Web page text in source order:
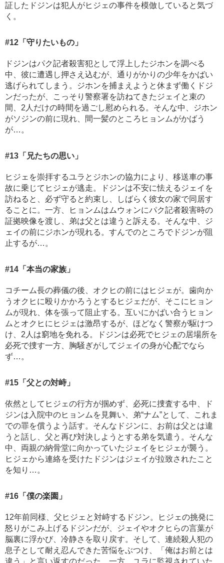
証したドジンは犯人がヒジェの事件を模倣していると気づ
く。
#12 「守りたいもの」
ドジンはパク記者殺害犯として浮上したジホンを調べる
中、彼に遭遇し押さえ込むが、通りがかりの少年をかばい
逃げられてしまう。ジホンを捕まえようと休まず働くドジ
ンだったが、こっそり警察署を訪ねてきたジェイと束の
間、2人だけの時間を過ごし慰められる。そんな中、ジホン
がソジンの前に現れ、間一髪のところヒョンムがかばう
が…。
#13 「兄たちの思い」
ヒジェを崇拝するユラとジホンの協力により、移送車の事
故に乗じてヒジェが逃走。ドジンは不安に怯えるジェイを
訪ねると、必ず守ると約束し、しばらく彼女の家で同居す
ることに。一方、ヒョンムはムウォンにパク記者殺害時の
証拠映像を渡し、弟は父とは違うと訴える。そんな中、ジ
ェイの前にジホンが現れる。すんでのところでドジンが阻
止するが…。
#14 「本当の家族」
コチーム長の葬儀の後、オクヒの前にはヒジェが。歯向か
うオクヒに殴りかかろうとするヒジェだが、そこにヒョン
ムが現れ、体を張って阻止する。互いにかばい合うヒョン
ムとオクヒにヒジェは激昂するが、ほどなく警察が駆けつ
け、2人は窮地を免れる。ドジンは必死でヒジェの居場所を
必死で捜す一方、胸騒ぎがしてジェイの身が心配でなら
ず…。
#15 「父との対峙」
依然としてヒジェの行方が掴めず、必死に捜査する中、ド
ジンは入院中のヒョンムを見舞い、弟“ナム”として、これま
での罪を償うよう話す。そんなドジンに、お前は父とは違
うと話し、父と再び対決しようとする弟を気遣う。そんな
中、両親の納骨堂に向かっていたジェイをヒジェが襲う。
ヒジェから連絡を受けたドジンはジェイが拉致されたこと
を知り…。
#16 「僕の楽園」
12年前同様、父ヒジェと対峙するドジン。ヒジェの挑発に
怒りがこみ上げるドジンだが、ジェイやオクヒらの言葉が
脳裏に浮かび、冷静さを取り戻す。そして、連続殺人犯の
息子として耐え忍んできた苦悩をぶつけ、「俺はお前とは